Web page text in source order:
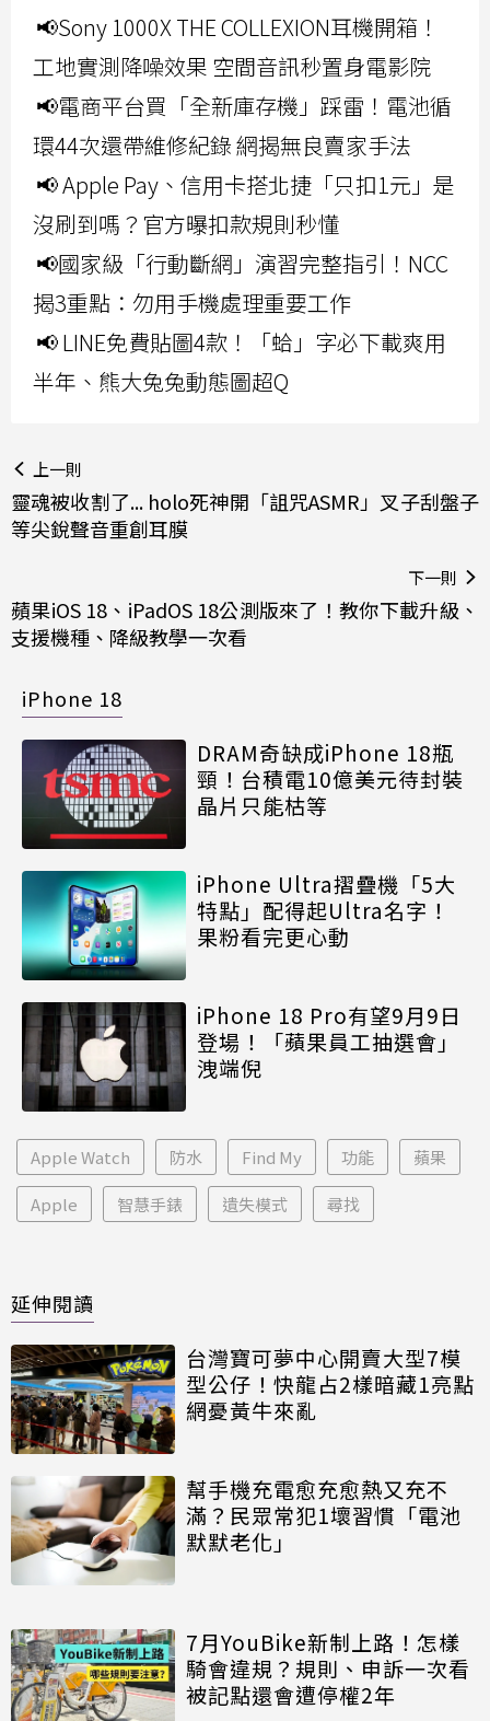
📢Sony 1000X THE COLLEXION耳機開箱！
工地實測降噪效果 空間音訊秒置身電影院
📢電商平台買「全新庫存機」踩雷！電池循
環44次還帶維修紀錄 網揭無良賣家手法
📢 Apple Pay、信用卡搭北捷「只扣1元」是
沒刷到嗎？官方曝扣款規則秒懂
📢國家級「行動斷網」演習完整指引！NCC
揭3重點：勿用手機處理重要工作
📢 LINE免費貼圖4款！「蛤」字必下載爽用
半年、熊大兔兔動態圖超Q
上一則
靈魂被收割了... holo死神開「詛咒ASMR」叉子刮盤子
等尖銳聲音重創耳膜
下一則
蘋果iOS 18、iPadOS 18公測版來了！教你下載升級、
支援機種、降級教學一次看
iPhone 18
DRAM奇缺成iPhone 18瓶
頸！台積電10億美元待封裝
晶片只能枯等
iPhone Ultra摺疊機「5大
特點」配得起Ultra名字！
果粉看完更心動
iPhone 18 Pro有望9月9日
登場！「蘋果員工抽選會」
洩端倪
Apple Watch 防水 Find My 功能 蘋果
Apple 智慧手錶 遺失模式 尋找
延伸閱讀
台灣寶可夢中心開賣大型7模
型公仔！快龍占2樣暗藏1亮點
網憂黃牛來亂
幫手機充電愈充愈熱又充不
滿？民眾常犯1壞習慣「電池
默默老化」
7月YouBike新制上路！怎樣
騎會違規？規則、申訴一次看
被記點還會遭停權2年